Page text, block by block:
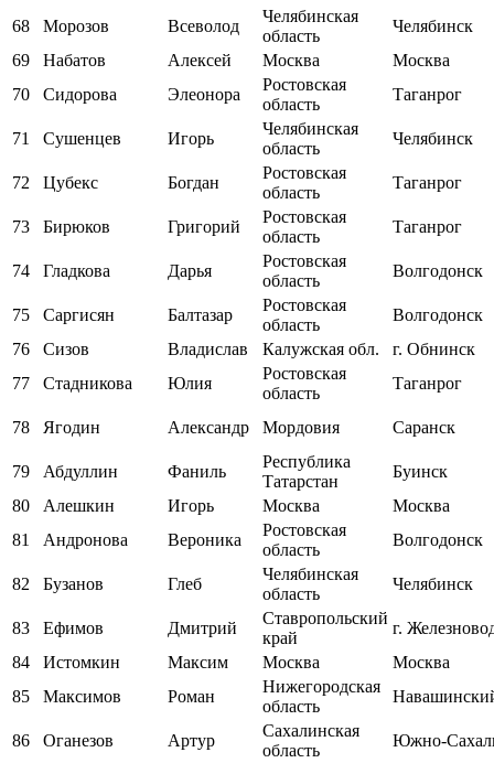
68 Морозов Всеволод
Челябинская
область
Челябинск
69
Набатов Алексей Москва
Москва
70
Сидорова Элеонора
Ростовская
область
Таганрог
71 Сушенцев Игорь
Челябинская
область
Челябинск
72 Цубекс Богдан
Ростовская
область
Таганрог
73 Бирюков Григорий
Ростовская
область
Таганрог
74 Гладкова Дарья
Ростовская
область
Волгодонск
75 Саргисян Балтазар
Ростовская
область
Волгодонск
76
Сизов Владислав Калужская обл.
г. Обнинск
77
Стадникова Юлия
Ростовская
область
Таганрог
78 Ягодин Александр Мордовия Саранск
79 Абдуллин Фаниль
Республика
Татарстан
Буинск
80
Алешкин Игорь Москва
Москва
81
Андронова Вероника
Ростовская
область
Волгодонск
82 Бузанов Глеб
Челябинская
область
Челябинск
83 Ефимов Дмитрий
Ставропольский
край
г.
84
Истомкин Максим Москва
Москва
85
Максимов Роман
Нижегородская
область
86 Оганезов Артур
Сахалинская
область
Южно-